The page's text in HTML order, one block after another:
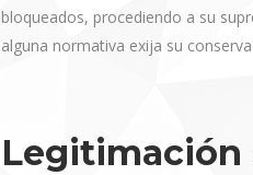
bloqueados, procediendo a su
alguna normativa exija su
Legitimación